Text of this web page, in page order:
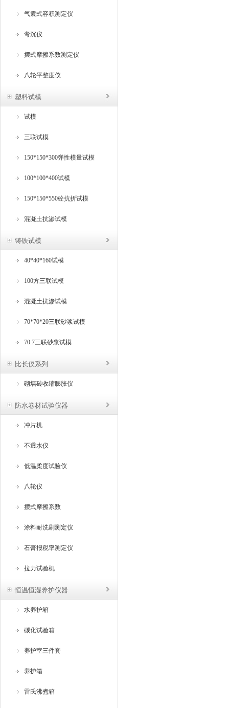
气囊式容积测定仪
弯沉仪
摆式摩擦系数测定仪
八轮平整度仪
塑料试模
试模
三联试模
150*150*300弹性模量试模
100*100*400试模
150*150*550砼抗折试模
混凝土抗渗试模
铸铁试模
40*40*160试模
100方三联试模
混凝土抗渗试模
70*70*20三联砂浆试模
70.7三联砂浆试模
比长仪系列
砌墙砖收缩膨胀仪
防水卷材试验仪器
冲片机
不透水仪
低温柔度试验仪
八轮仪
摆式摩擦系数
涂料耐洗刷测定仪
石膏报税率测定仪
拉力试验机
恒温恒湿养护仪器
水养护箱
碳化试验箱
养护室三件套
养护箱
雷氏沸煮箱